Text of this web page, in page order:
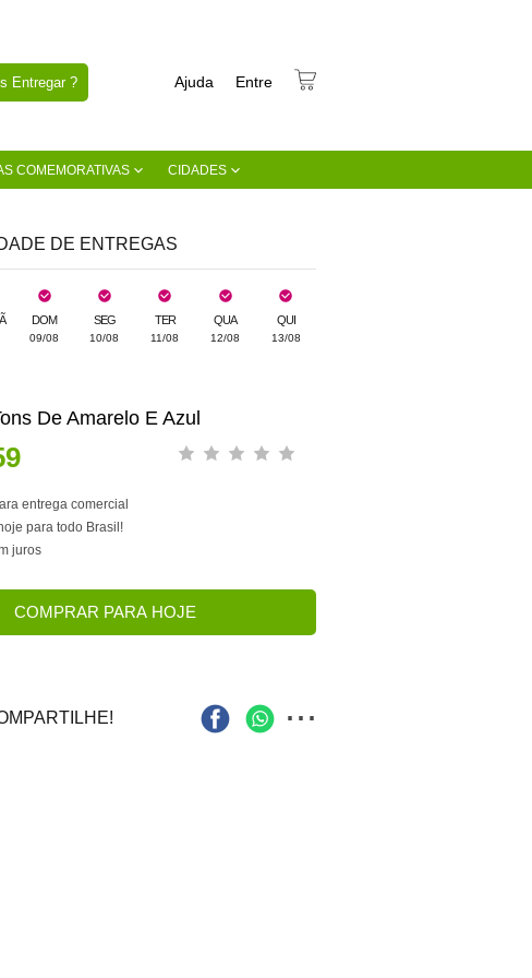
Entregar ? Entre
Ajuda
COMEMORATIVAS CIDADES
DE ENTREGAS
DOM
09/08
SEG
10/08
TER
11/08
QUA
12/08
QUI
13/08
De Amarelo E Azul
entrega comercial
para todo Brasil!
juros
COMPRAR PARA HOJE
...